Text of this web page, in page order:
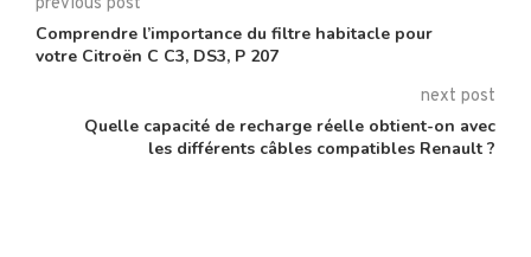
Comprendre l’importance du filtre habitacle pour
votre Citroën C C3, DS3, P 207
next post
Quelle capacité de recharge réelle obtient-on avec
les différents câbles compatibles Renault ?